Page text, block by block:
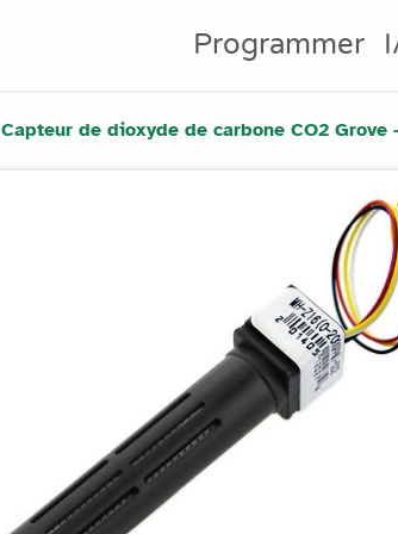
Programmer
Capteur de dioxyde de carbone CO2 Grove